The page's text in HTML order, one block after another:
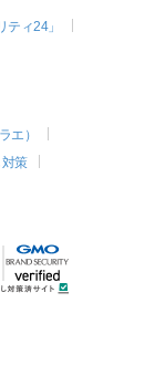
ィ24」
エ）
策